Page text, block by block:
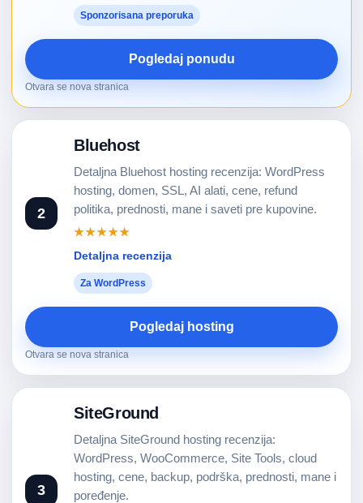
Sponzorisana preporuka
Pogledaj ponudu
Otvara se nova stranica
2
Bluehost
Detaljna Bluehost hosting recenzija: WordPress
hosting, domen, SSL, AI alati, cene, refund
politika, prednosti, mane i saveti pre kupovine.
★★★★★
Detaljna recenzija
Za WordPress
Pogledaj hosting
Otvara se nova stranica
3
SiteGround
Detaljna SiteGround hosting recenzija:
WordPress, WooCommerce, Site Tools, cloud
hosting, cene, backup, podrška, prednosti, mane i
poređenje.